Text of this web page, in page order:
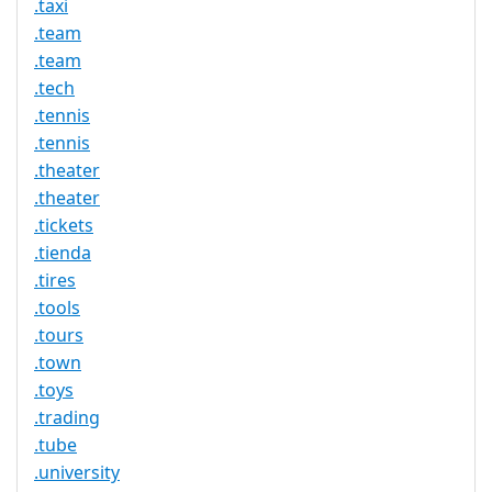
.taxi
.team
.team
.tech
.tennis
.tennis
.theater
.theater
.tickets
.tienda
.tires
.tools
.tours
.town
.toys
.trading
.tube
.university